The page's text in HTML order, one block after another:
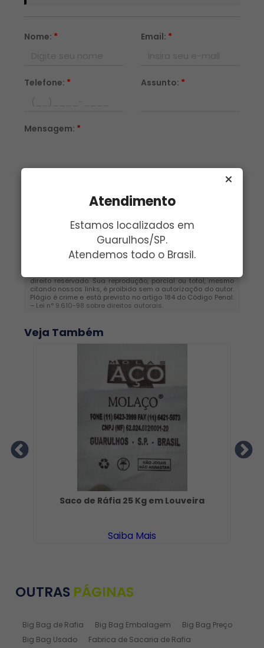
Atendimento
Estamos localizados em
Guarulhos/SP.
Atendemos todo o Brasil.
Nome: * Email: *
Telefone: * Assunto: *
Mensagem: *
Enviar
direito reservado. Sua reprodução, parcial ou total, mesmo
citando nossos links, é proibida sem a autorização do autor.
Plágio é crime e está previsto no artigo 184 do Código Penal.
– Lei n° 9.610-98 sobre direitos autorais.
Veja Também
Saco de Ráfia 25 Kg em Louveira
Saiba Mais
OUTRAS PÁGINAS
Big Bag de Rafia Big Bag Embalagem
Big Bag Preço
Big Bag Usado
Fabrica de Sacaria de Rafia